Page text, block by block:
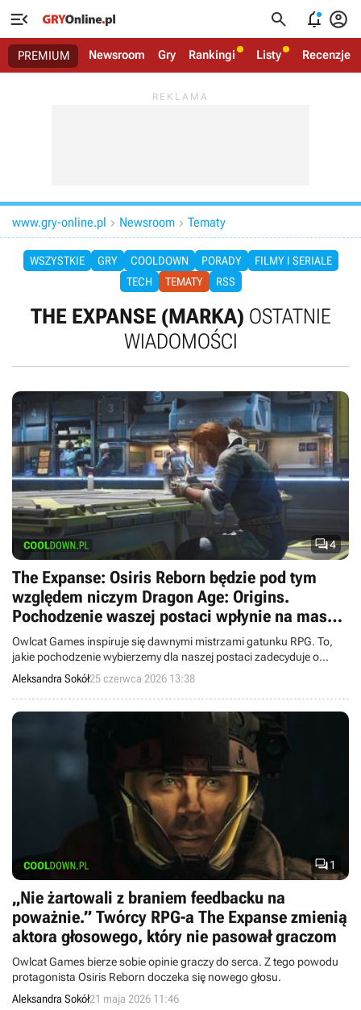
   
PREMIUM Newsroom Gry Rankingi Listy Recenzje
www.gry-online.pl  Newsroom  Tematy
WSZYSTKIE GRY COOLDOWN PORADY
FILMY I SERIALE
TECH
TEMATY RSS
THE EXPANSE (MARKA) OSTATNIE
WIADOMOŚCI
4
The Expanse: Osiris Reborn będzie pod tym
względem niczym Dragon Age: Origins.
Pochodzenie waszej postaci wpłynie na masę
rzeczy
Owlcat Games inspiruje się dawnymi mistrzami gatunku RPG. To,
jakie pochodzenie wybierzemy dla naszej postaci zadecyduje o
reakcjach NPC-ów i nie tylko.
Aleksandra Sokół25 czerwca 2026 13:38
1
„Nie żartowali z braniem feedbacku na
poważnie.” Twórcy RPG-a The Expanse zmienią
aktora głosowego, który nie pasował graczom
Owlcat Games bierze sobie opinie graczy do serca. Z tego powodu
protagonista Osiris Reborn doczeka się nowego głosu.
Aleksandra Sokół21 maja 2026 11:46